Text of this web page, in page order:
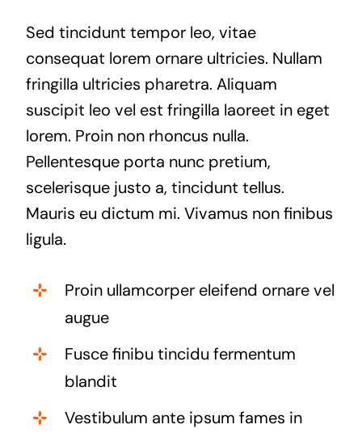
Sed tincidunt tempor leo, vitae
consequat lorem ornare ultricies. Nullam
fringilla ultricies pharetra. Aliquam
suscipit leo vel est fringilla laoreet in eget
lorem. Proin non rhoncus nulla.
Pellentesque porta nunc pretium,
scelerisque justo a, tincidunt tellus.
Mauris eu dictum mi. Vivamus non finibus
ligula.
Proin ullamcorper eleifend ornare vel
augue
Fusce finibu tincidu fermentum
blandit
Vestibulum ante ipsum fames in